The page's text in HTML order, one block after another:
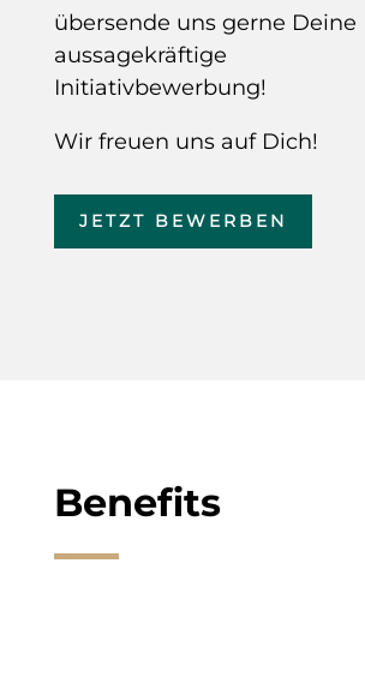
übersende uns gerne Deine
aussagekräftige
Initiativbewerbung!
Wir freuen uns auf Dich!
JETZT BEWERBEN
Benefits